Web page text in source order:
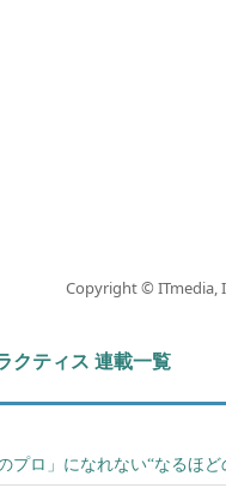
Copyright © ITmedia,
クティス 連載一覧
プロ」になれない“なるほど